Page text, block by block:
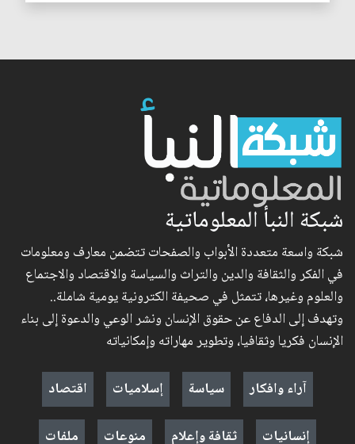
شبكة النبأ المعلوماتية
شبكة واسعة متعددة الأبواب والصفحات تتضمن معارف ومعلومات
في الفكر والثقافة والدين والتراث والسياسة والاقتصاد والاجتماع
والعلوم وغيرها، تتمثل في صحيفة الكترونية يومية شاملة..
وتهدف إلى الدفاع عن حقوق الإنسان ونشر الوعي والدعوة إلى بناء
الإنسان فكريا وثقافيا، وتطوير مهاراته وإمكانياته
آراء وافكار
سياسة إسلاميات
اقتصاد
إنسانيات
ثقافة وإعلام منوعات ملفات